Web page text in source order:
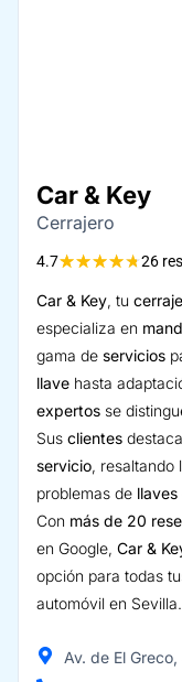
Car & Key
Cerrajero
4.7★★★★★26
Car & Key, tu
especializa en
gama de servicios
llave hasta
expertos se
Sus clientes
servicio, resaltando
problemas de llaves
Con más de 20
en Google, Car &
opción para todas
automóvil en Sevilla.
Av. de El